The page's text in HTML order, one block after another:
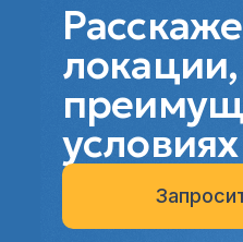
локации,
условиях